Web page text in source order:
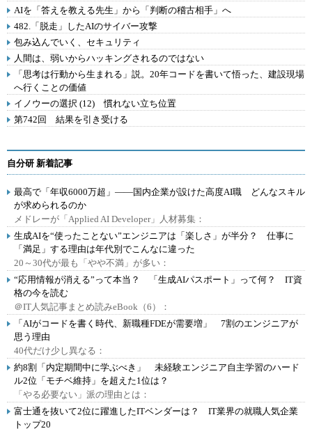
AIを「答えを教える先生」から「判断の稽古相手」へ
482.「脱走」したAIのサイバー攻撃
包み込んでいく、セキュリティ
人間は、弱いからハッキングされるのではない
「思考は行動から生まれる」説。20年コードを書いて悟った、建設現場
へ行くことの価値
イノウーの選択 (12) 慣れない立ち位置
第742回 結果を引き受ける
自分研 新着記事
最高で「年収6000万超」――国内企業が設けた高度AI職 どんなスキル
が求められるのか
メドレーが「Applied AI Developer」人材募集：
生成AIを“使ったことない”エンジニアは「楽しさ」が半分？ 仕事に
「満足」する理由は年代別でこんなに違った
20～30代が最も「やや不満」が多い：
“応用情報が消える”って本当？ 「生成AIパスポート」って何？ IT資
格の今を読む
＠IT人気記事まとめ読みeBook（6）：
「AIがコードを書く時代、新職種FDEが需要増」 7割のエンジニアが
思う理由
40代だけ少し異なる：
約8割「内定期間中に学ぶべき」 未経験エンジニア自主学習のハード
ル2位「モチベ維持」を超えた1位は？
「やる必要ない」派の理由とは：
富士通を抜いて2位に躍進したITベンダーは？ IT業界の就職人気企業
トップ20